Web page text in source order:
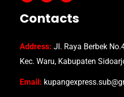
Contacts
Address: Jl. Raya Berbek
Kec. Waru, Kabupaten
Email: